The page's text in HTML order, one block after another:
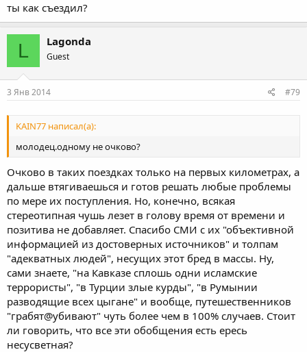
ты как съездил?
L Lagonda
Guest
3 Янв 2014 #79
KAIN77 написал(а):
молодец.одному не очково?
Очково в таких поездках только на первых километрах, а
дальше втягиваешься и готов решать любые проблемы
по мере их поступления. Но, конечно, всякая
стереотипная чушь лезет в голову время от времени и
позитива не добавляет. Спасибо СМИ с их "объективной
информацией из достоверных источников" и толпам
"адекватных людей", несущих этот бред в массы. Ну,
сами знаете, "на Кавказе сплошь одни исламские
террористы", "в Турции злые курды", "в Румынии
разводящие всех цыгане" и вообще, путешественников
"грабят@убивают" чуть более чем в 100% случаев. Стоит
ли говорить, что все эти обобщения есть ересь
несусветная?